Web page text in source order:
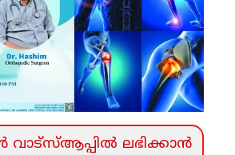
വാട്‌സ്‌ആപ്പില്‍ ലഭിക്കാന്‍